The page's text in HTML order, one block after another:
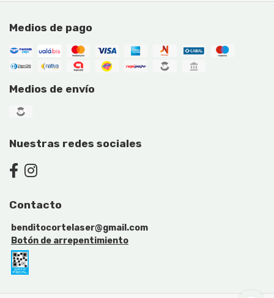
Medios de pago
Medios de envío
Nuestras redes sociales
Contacto
benditocortelaser@gmail.com
Botón de arrepentimiento